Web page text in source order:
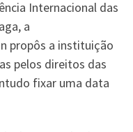
Internacional das
a
propôs a instituição
pelos direitos das
fixar uma data